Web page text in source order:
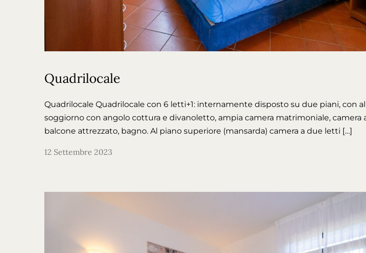
Quadrilocale
Quadrilocale Quadrilocale con 6 letti+1: internamente disposto su due piani, con
soggiorno con angolo cottura e divanoletto, ampia camera matrimoniale, camera
balcone attrezzato, bagno. Al piano superiore (mansarda) camera a due letti […]
12 Settembre 2023
57036 Porto Azzurro (LI)